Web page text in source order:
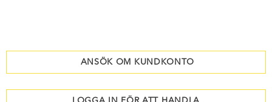
ANSÖK OM KUNDKONTO